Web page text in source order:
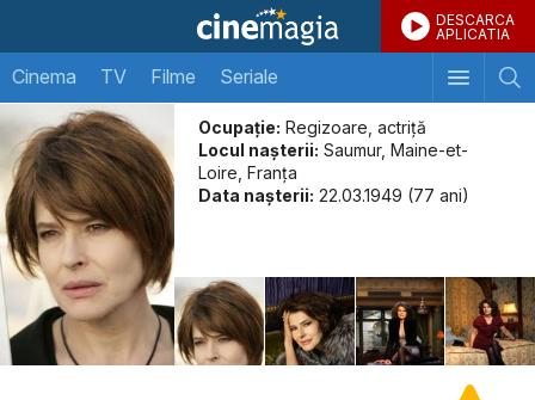
DESCARCA
APLICATIA
Cinema TV Filme Seriale
Ocupație: Regizoare, actriţă
Locul naşterii: Saumur, Maine-et-
Loire, Franța
Data naşterii: 22.03.1949 (77 ani)